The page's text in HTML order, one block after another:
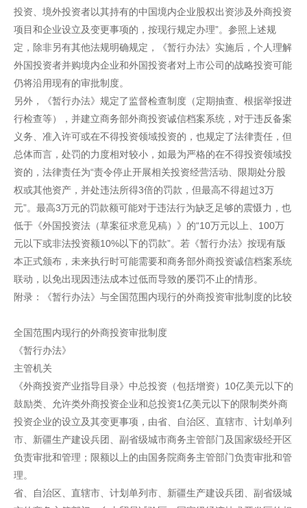
投资、境外投资者以其持有的中国境内企业股权出资涉及外商投资
项目和企业设立及变更事项的，按现行规定办理”。参照上述规
定，除非另有其他法规明确规定，《暂行办法》实施后，个人理解
外国投资者并购境内企业和外国投资者对上市公司的战略投资可能
仍将沿用现有的审批制度。
另外，《暂行办法》规定了监督检查制度（定期抽查、根据举报进
行检查等），并建立商务部外商投资诚信档案系统，对于违反备案
义务、准入许可或在不得投资领域投资的，也规定了法律责任，但
总体而言，处罚的力度相对较小，如最为严格的在不得投资领域投
资的，法律责任为“责令停止开展相关投资经营活动、限期处分股
权或其他资产，并处违法所得3倍的罚款，但最高不得超过3万
元”。最高3万元的罚款额可能对于违法行为缺乏足够的震慑力，也
低于《外国投资法（草案征求意见稿）》的“10万元以上、100万
元以下或非法投资额10%以下的罚款”。若《暂行办法》按现有版
本正式颁布，未来执行时可能需要和商务部外商投资诚信档案系统
联动，以免出现因违法成本过低而导致的屡罚不止的情形。
附录：《暂行办法》与全国范围内现行的外商投资审批制度的比较
全国范围内现行的外商投资审批制度
《暂行办法》
主管机关
《外商投资产业指导目录》中总投资（包括增资）10亿美元以下的
鼓励类、允许类外商投资企业和总投资1亿美元以下的限制类外商
投资企业的设立及其变更事项，由省、自治区、直辖市、计划单列
市、新疆生产建设兵团、副省级城市商务主管部门及国家级经开区
负责审批和管理；限额以上的由国务院商务主管部门负责审批和管
理。
省、自治区、直辖市、计划单列市、新疆生产建设兵团、副省级城